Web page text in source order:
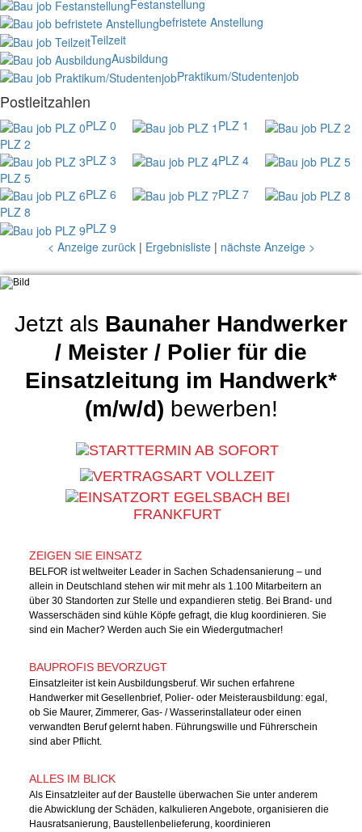
Festanstellung
befristete Anstellung
Teilzeit
Ausbildung
Praktikum/Studentenjob
Postleitzahlen
PLZ 0
PLZ 1
PLZ 2
PLZ 3
PLZ 4
PLZ 5
PLZ 6
PLZ 7
PLZ 8
PLZ 9
< Anzeige zurück| Ergebnisliste| nächste Anzeige >
Jetzt als Baunaher Handwerker
/ Meister / Polier für die
Einsatzleitung im Handwerk*
(m/w/d) bewerben!
AB SOFORT
VOLLZEIT
EGELSBACH BEI
FRANKFURT
ZEIGEN SIE EINSATZ
BELFOR ist weltweiter Leader in Sachen Schadensanierung – und
allein in Deutschland stehen wir mit mehr als 1.100 Mitarbeitern an
über 30 Standorten zur Stelle und expandieren stetig. Bei Brand- und
Wasserschäden sind kühle Köpfe gefragt, die klug koordinieren. Sie
sind ein Macher? Werden auch Sie ein Wiedergutmacher!
BAUPROFIS BEVORZUGT
Einsatzleiter ist kein Ausbildungsberuf. Wir suchen erfahrene
Handwerker mit Gesellenbrief, Polier- oder Meisterausbildung: egal,
ob Sie Maurer, Zimmerer, Gas- / Wasserinstallateur oder einen
verwandten Beruf gelernt haben. Führungswille und Führerschein
sind aber Pflicht.
ALLES IM BLICK
Als Einsatzleiter auf der Baustelle überwachen Sie unter anderem
die Abwicklung der Schäden, kalkulieren Angebote, organisieren die
Hausratsanierung, Baustellenbelieferung, koordinieren